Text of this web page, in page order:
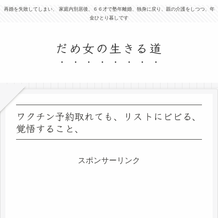
再婚を失敗してしまい、 家庭内別居後、６６才で塾年離婚、独身に戻り、親の介護をしつつ、年
金ひとり暮しです
だめ女の生きる道
ワクチン予約取れても、リストにビビる、
覚悟すること、
スポンサーリンク